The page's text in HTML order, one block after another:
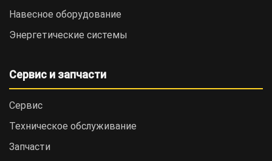
Навесное оборудование
Энергетические системы
Сервис и запчасти
Сервис
Техническое обслуживание
Запчасти